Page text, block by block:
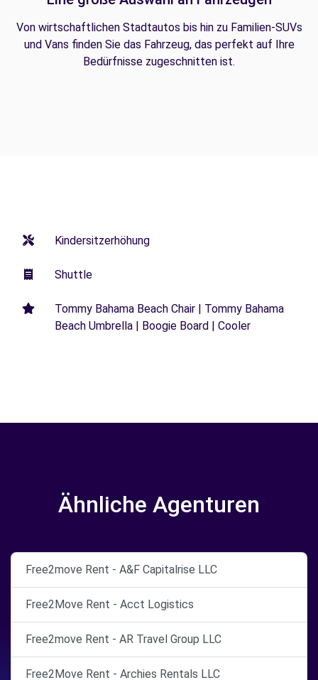
Von wirtschaftlichen Stadtautos bis hin zu Familien-SUVs
und Vans finden Sie das Fahrzeug, das perfekt auf Ihre
Bedürfnisse zugeschnitten ist.
Kindersitzerhöhung
Shuttle
Tommy Bahama Beach Chair | Tommy Bahama
Beach Umbrella | Boogie Board | Cooler
Ähnliche Agenturen
Free2move Rent - A&F Capitalrise LLC
Free2Move Rent - Acct Logistics
Free2move Rent - AR Travel Group LLC
Free2Move Rent - Archies Rentals LLC